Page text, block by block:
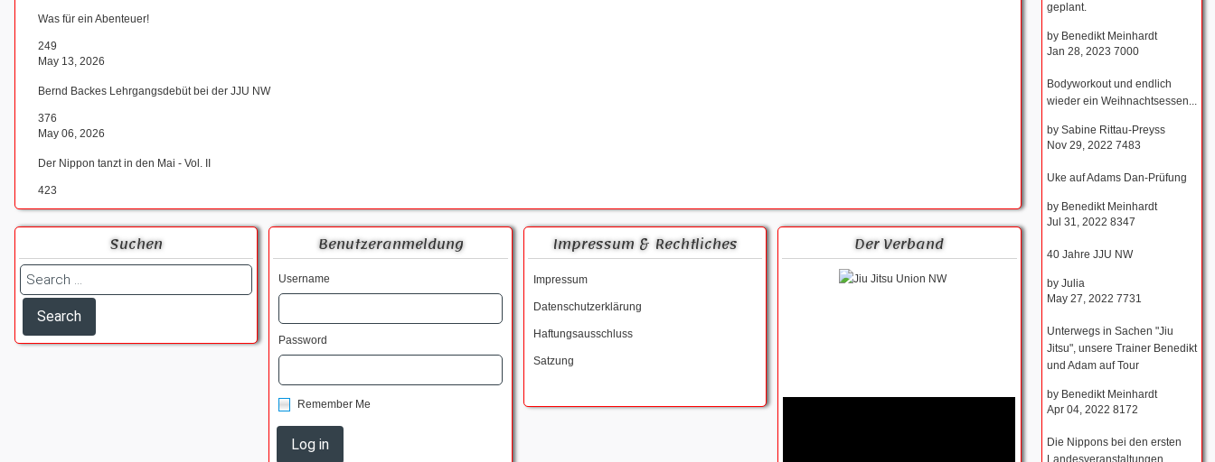
Was für ein Abenteuer!
249
May 13, 2026
Bernd Backes Lehrgangsdebüt bei der JJU NW
376
May 06, 2026
Der Nippon tanzt in den Mai - Vol. II
423
Suchen Benutzeranmeldung
Username
Password
Remember Me
Impressum & Rechtliches
Impressum
Datenschutzerklärung
Haftungsausschluss
Satzung
Der Verband
geplant.
by Benedikt Meinhardt
Jan 28, 2023 7000
Bodyworkout und endlich
wieder ein Weihnachtsessen...
by Sabine Rittau-Preyss
Nov 29, 2022 7483
Uke auf Adams Dan-Prüfung
by Benedikt Meinhardt
Jul 31, 2022 8347
40 Jahre JJU NW
by Julia
May 27, 2022 7731
Unterwegs in Sachen "Jiu
Jitsu", unsere Trainer Benedikt
und Adam auf Tour
by Benedikt Meinhardt
Apr 04, 2022 8172
Die Nippons bei den ersten
Landesveranstaltungen